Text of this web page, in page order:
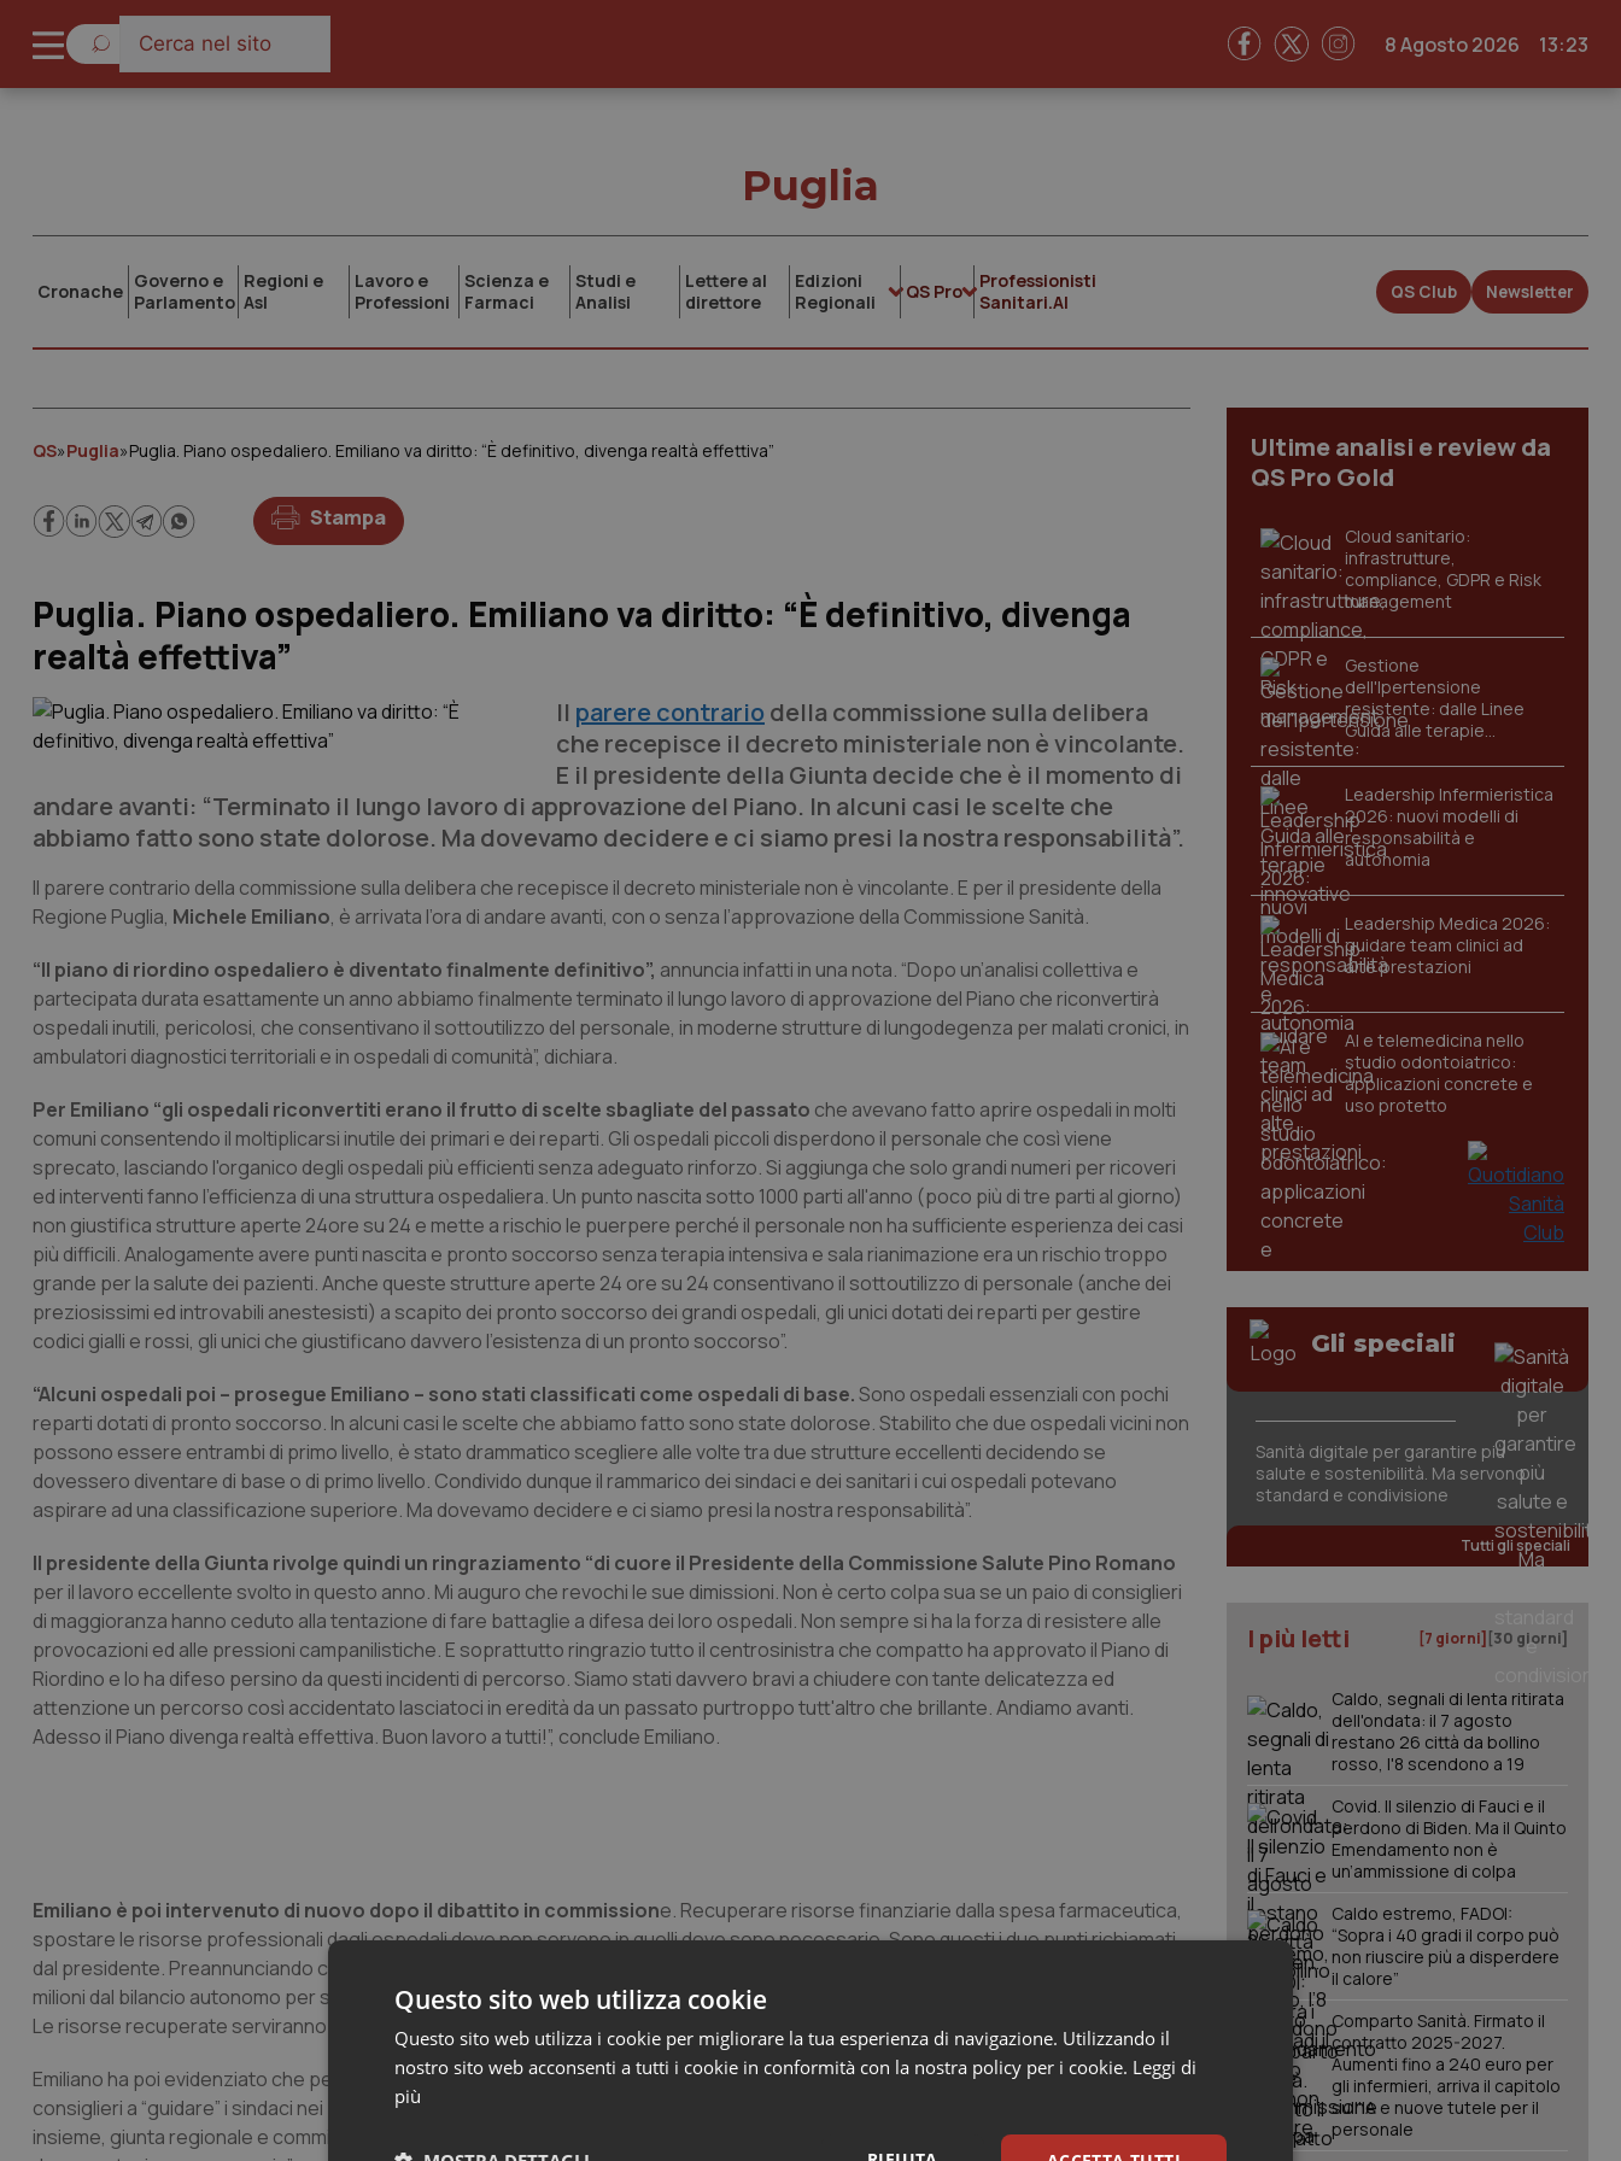
8 Agosto 2026 13:23
Puglia
Cronache Governo e
Parlamento
Regioni e
Asl
Lavoro e
Professioni
Scienza e
Farmaci
Studi e
Analisi
Lettere al
direttore
Edizioni
Regionali
QS Pro
Professionisti
Sanitari.AI
QS Club Newsletter
QS»Puglia»Puglia. Piano ospedaliero. Emiliano va diritto: “È definitivo, divenga realtà effettiva”
Stampa
Puglia. Piano ospedaliero. Emiliano va diritto: “È definitivo, divenga
realtà effettiva”
Il parere contrario della commissione sulla delibera
che recepisce il decreto ministeriale non è vincolante.
E il presidente della Giunta decide che è il momento di
andare avanti: “Terminato il lungo lavoro di approvazione del Piano. In alcuni casi le scelte che
abbiamo fatto sono state dolorose. Ma dovevamo decidere e ci siamo presi la nostra responsabilità”.
Il parere contrario della commissione sulla delibera che recepisce il decreto ministeriale non è vincolante. E per il presidente della
Regione Puglia, Michele Emiliano, è arrivata l’ora di andare avanti, con o senza l’approvazione della Commissione Sanità.
“Il piano di riordino ospedaliero è diventato finalmente definitivo”, annuncia infatti in una nota. “Dopo un’analisi collettiva e
partecipata durata esattamente un anno abbiamo finalmente terminato il lungo lavoro di approvazione del Piano che riconvertirà
ospedali inutili, pericolosi, che consentivano il sottoutilizzo del personale, in moderne strutture di lungodegenza per malati cronici, in
ambulatori diagnostici territoriali e in ospedali di comunità”, dichiara.
Per Emiliano “gli ospedali riconvertiti erano il frutto di scelte sbagliate del passato che avevano fatto aprire ospedali in molti
comuni consentendo il moltiplicarsi inutile dei primari e dei reparti. Gli ospedali piccoli disperdono il personale che così viene
sprecato, lasciando l'organico degli ospedali più efficienti senza adeguato rinforzo. Si aggiunga che solo grandi numeri per ricoveri
ed interventi fanno l'efficienza di una struttura ospedaliera. Un punto nascita sotto 1000 parti all'anno (poco più di tre parti al giorno)
non giustifica strutture aperte 24ore su 24 e mette a rischio le puerpere perché il personale non ha sufficiente esperienza dei casi
più difficili. Analogamente avere punti nascita e pronto soccorso senza terapia intensiva e sala rianimazione era un rischio troppo
grande per la salute dei pazienti. Anche queste strutture aperte 24 ore su 24 consentivano il sottoutilizzo di personale (anche dei
preziosissimi ed introvabili anestesisti) a scapito dei pronto soccorso dei grandi ospedali, gli unici dotati dei reparti per gestire
codici gialli e rossi, gli unici che giustificano davvero l'esistenza di un pronto soccorso”.
“Alcuni ospedali poi – prosegue Emiliano – sono stati classificati come ospedali di base.Sono ospedali essenziali con pochi
reparti dotati di pronto soccorso. In alcuni casi le scelte che abbiamo fatto sono state dolorose. Stabilito che due ospedali vicini non
possono essere entrambi di primo livello, è stato drammatico scegliere alle volte tra due strutture eccellenti decidendo se
dovessero diventare di base o di primo livello. Condivido dunque il rammarico dei sindaci e dei sanitari i cui ospedali potevano
aspirare ad una classificazione superiore. Ma dovevamo decidere e ci siamo presi la nostra responsabilità”.
Il presidente della Giunta rivolge quindi un ringraziamento “di cuore il Presidente della Commissione Salute Pino Romano
per il lavoro eccellente svolto in questo anno. Mi auguro che revochi le sue dimissioni. Non è certo colpa sua se un paio di consiglieri
di maggioranza hanno ceduto alla tentazione di fare battaglie a difesa dei loro ospedali. Non sempre si ha la forza di resistere alle
provocazioni ed alle pressioni campanilistiche. E soprattutto ringrazio tutto il centrosinistra che compatto ha approvato il Piano di
Riordino e lo ha difeso persino da questi incidenti di percorso. Siamo stati davvero bravi a chiudere con tante delicatezza ed
attenzione un percorso così accidentato lasciatoci in eredità da un passato purtroppo tutt'altro che brillante. Andiamo avanti.
Adesso il Piano divenga realtà effettiva. Buon lavoro a tutti!”, conclude Emiliano.
Emiliano è poi intervenuto di nuovo dopo il dibattito in commissione. Recuperare risorse finanziarie dalla spesa farmaceutica,
spostare le risorse professionali dagli ospedali dove non servono in quelli dove sono necessarie. Sono questi i due punti richiamati
dal presidente. Preannunciando controlli serrati il presidente ha detto che non è possibile per la Regione attingere ogni anno 50- 60
milioni dal bilancio autonomo per sopperire al disavanzo derivante dagli sprechi della spesa farmaceutica. Quindi controlli e sanzioni.
Le risorse recuperate serviranno per finanziare innanzitutto le nuove assunzioni .
Emiliano ha poi evidenziato che per realizzare il riordino serve la solidarietà e la compattezza della maggioranza. Emiliano ha invitato i
consiglieri a “guidare” i sindaci nei processi di riconversione previsti. “I passaggi successivi – ha precisato – vorrei che li facessimo
insieme, giunta regionale e commissione sanità, meglio di come lo è stato fatto fino ad ora, garantendo anche il supporto di tutta la
Ultime analisi e review da
QS Pro Gold
Cloud sanitario:
infrastrutture,
compliance, GDPR e Risk
management
Gestione
dell'Ipertensione
resistente: dalle Linee
Guida alle terapie
innovative
Leadership Infermieristica
2026: nuovi modelli di
responsabilità e
autonomia
Leadership Medica 2026:
guidare team clinici ad
alte prestazioni
AI e telemedicina nello
studio odontoiatrico:
applicazioni concrete e
uso protetto
Gli speciali
Sanità digitale per garantire più
salute e sostenibilità. Ma servono
standard e condivisione
Tutti gli speciali
I più letti [7 giorni] [30 giorni]
Caldo, segnali di lenta ritirata
dell'ondata: il 7 agosto
restano 26 città da bollino
rosso, l'8 scendono a 19
Covid. Il silenzio di Fauci e il
perdono di Biden. Ma il Quinto
Emendamento non è
un’ammissione di colpa
Caldo estremo, FADOI:
“Sopra i 40 gradi il corpo può
non riuscire più a disperdere
il calore”
Comparto Sanità. Firmato il
contratto 2025-2027.
Aumenti fino a 240 euro per
gli infermieri, arriva il capitolo
sull'IA e nuove tutele per il
personale
Questo sito web utilizza cookie
Questo sito web utilizza i cookie per migliorare la tua esperienza di navigazione. Utilizzando il
nostro sito web acconsenti a tutti i cookie in conformità con la nostra policy per i cookie. Leggi di
più